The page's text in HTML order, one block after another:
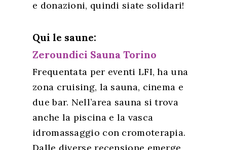
e donazioni, quindi siate solidari!
Qui le saune:
Zeroundici Sauna Torino
Frequentata per eventi LFI, ha una
zona cruising, la sauna, cinema e
due bar. Nell’area sauna si trova
anche la piscina e la vasca
idromassaggio con cromoterapia.